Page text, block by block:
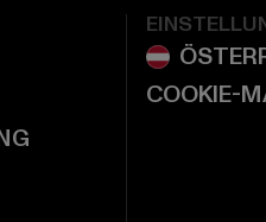
COOKIE-